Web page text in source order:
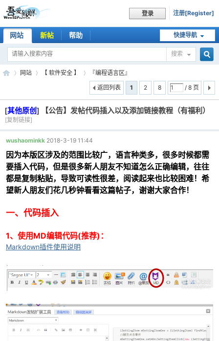
登录 注册[Register]
快捷导航
网站 新帖 帮助
搜索
索
吾
爱
破
»
网站
›
【 软件安全 】
›
『编程语言区』
1
2 8 / 8 页
返回列表
[其他原创] 【公告】发帖代码插入以及添加链接教程（有福利）
[复制链接]
wushaominkk 2018-3-19 11:44
因为本版区涉及的范围比较广，语言种类多，很多时候都需
要插入代码，但是很多新人朋友不知道怎么正确编辑，往往
都是复制粘贴，导致可读性很差，阅读起来也比较困难！希
望新人朋友们花几秒钟看看这篇帖子，谢谢大家合作！
一、代码插入
1、使用MD编辑代码(推荐)：
Markdown插件使用说明